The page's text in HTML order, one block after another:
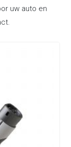
uw auto en